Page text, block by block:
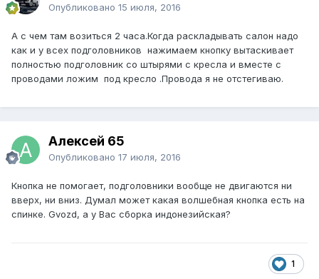
Опубликовано 15 июля, 2016
А с чем там возиться 2 часа.Когда раскладывать салон надо
как и у всех подголовников нажимаем кнопку вытаскивает
полностью подголовник со штырями с кресла и вместе с
проводами ложим под кресло .Провода я не отстегиваю.
Алексей 65
Опубликовано 17 июля, 2016
Кнопка не помогает, подголовники вообще не двигаются ни
вверх, ни вниз. Думал может какая волшебная кнопка есть на
спинке. Gvozd, а у Вас сборка индонезийская?
1